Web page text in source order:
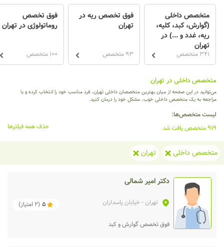
متخصص داخلی
(گوارش، کبد، کلیه،
ریه، غدد و ...) در
تهران
341 متخصص
فوق تخصص ریه در
تهران
93 متخصص
فوق تخصص
روماتولوژی در تهران
100 متخصص
متخصص داخلی در تهران
می‌توانید در این صفحه از میان بهترین متخصصان داخلی تهران، فرد مناسب خود را انتخاب کرده و با
مراجعه به یک متخصص داخلی خوب، مشکل خود را درمان کنید.
لیست متخصص‌ها:
919 متخصص یافت شد
حذف همه فیلترها
متخصص داخلی تهران
دکتر امیر شمالی
تهران- خیابان پاسداران 5
(
2 امتیاز)
فوق تخصص گوارش و کبد